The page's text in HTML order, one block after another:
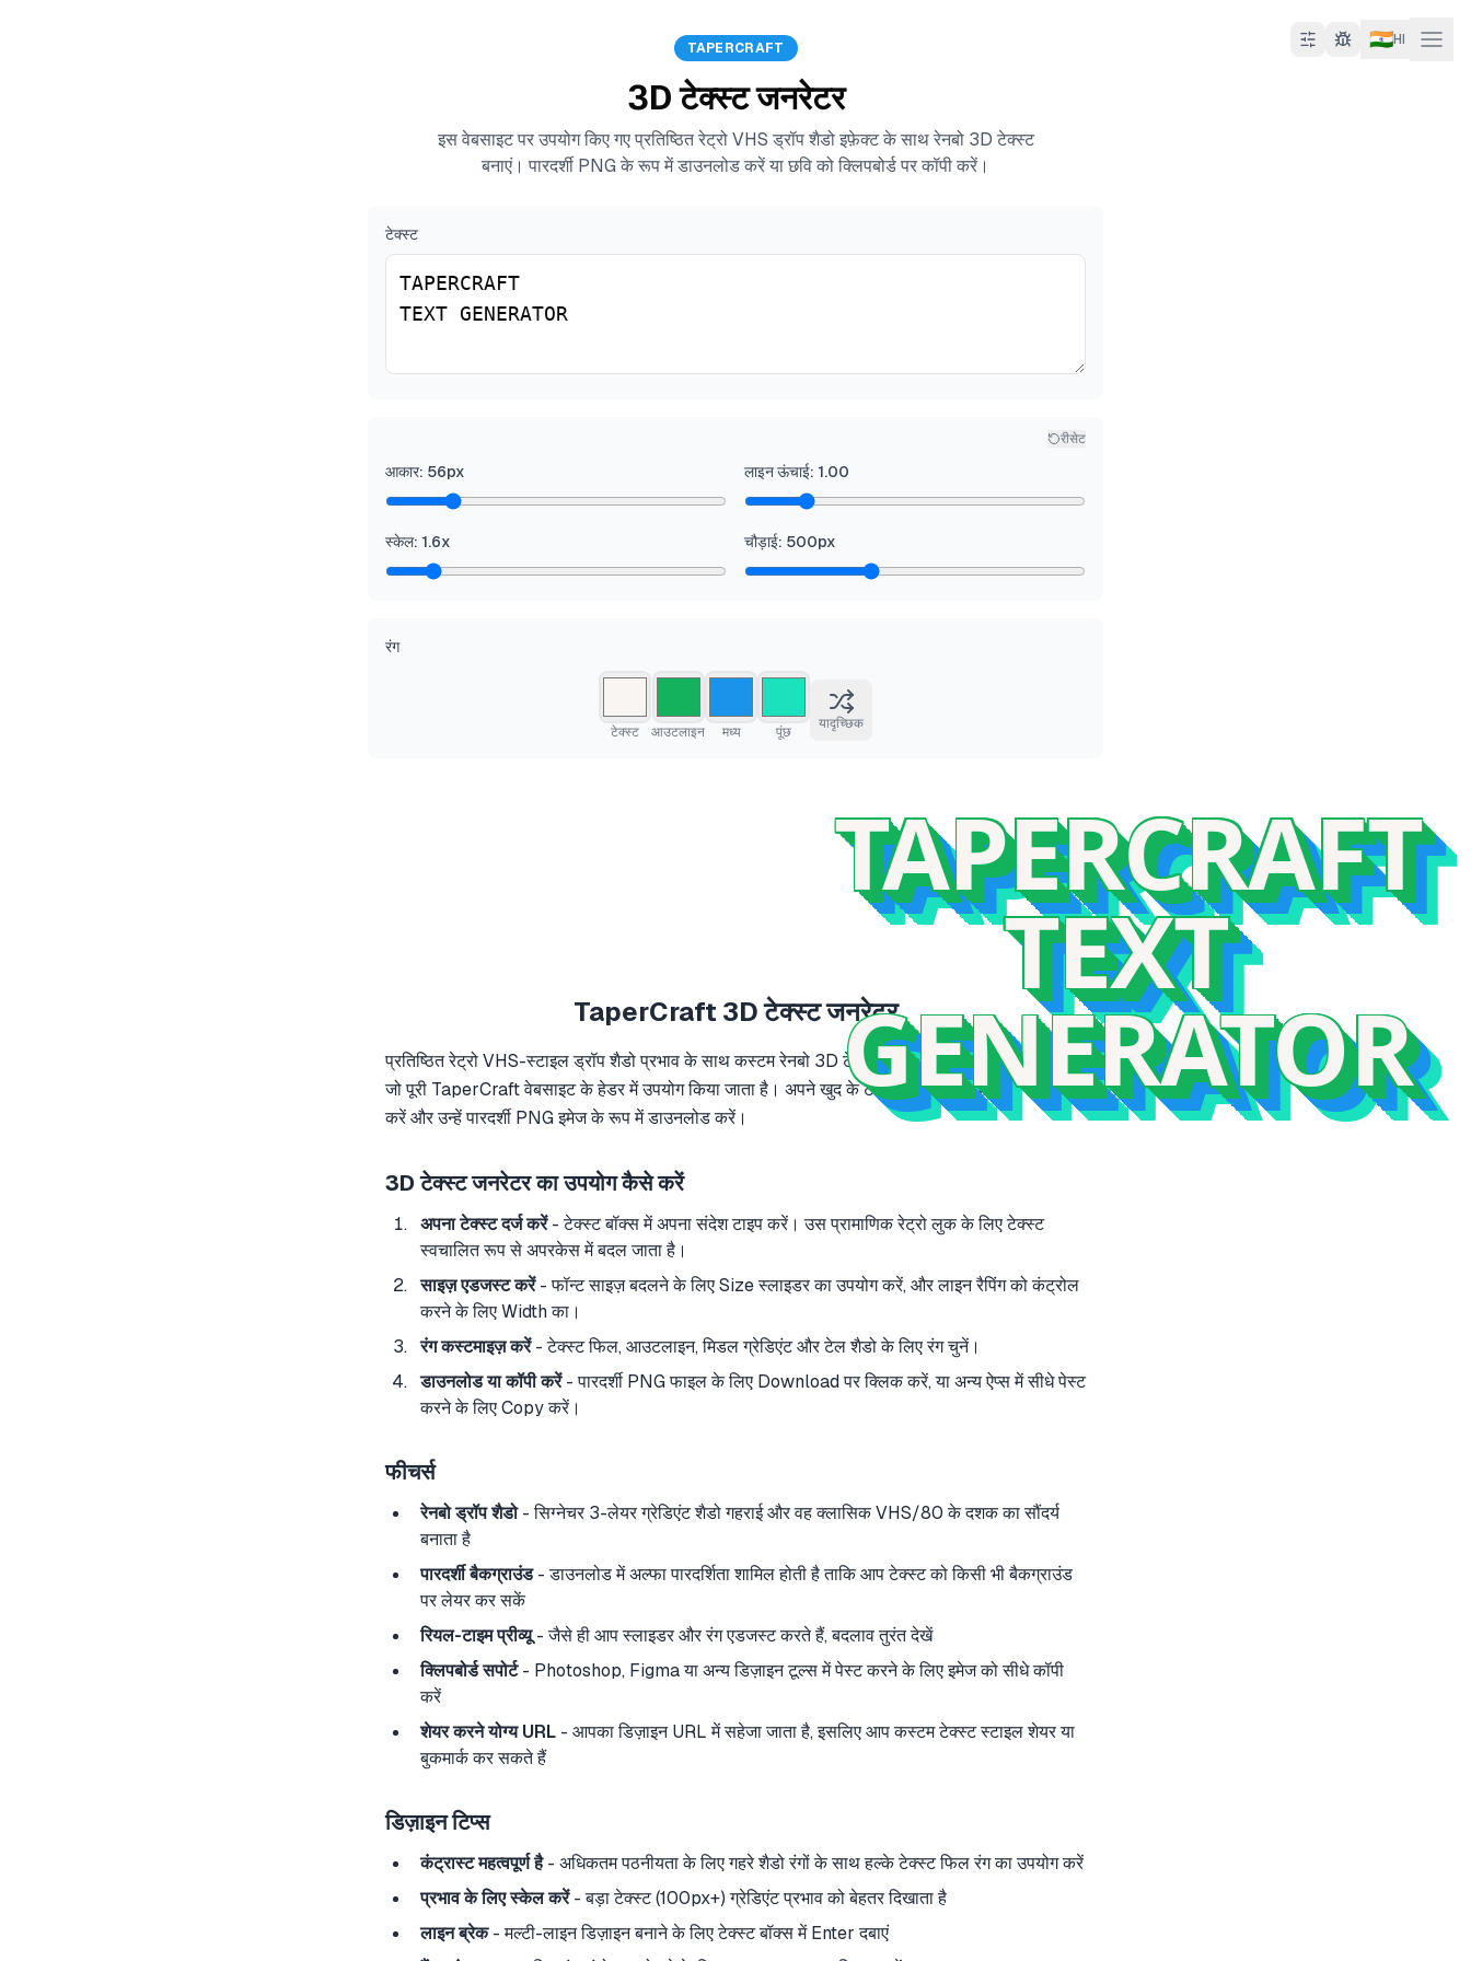
🇮🇳HI
TAPERCRAFT
3D टेक्स्ट जनरेटर
इस वेबसाइट पर उपयोग किए गए प्रतिष्ठित रेट्रो VHS ड्रॉप शैडो इफ़ेक्ट के साथ रेनबो 3D टेक्स्ट
बनाएं। पारदर्शी PNG के रूप में डाउनलोड करें या छवि को क्लिपबोर्ड पर कॉपी करें।
टेक्स्ट
रीसेट
आकार: 56px लाइन ऊंचाई: 1.00
स्केल: 1.6x चौड़ाई: 500px
रंग
टेक्स्ट आउटलाइन मध्य पूंछ यादृच्छिक
TAPERCRAFT
TEXT
GENERATOR
TaperCraft 3D टेक्स्ट जनरेटर
प्रतिष्ठित रेट्रो VHS-स्टाइल ड्रॉप शैडो प्रभाव के साथ कस्टम रेनबो 3D टेक्स्ट बनाएं। यह वही टेक्स्ट प्रभाव है
जो पूरी TaperCraft वेबसाइट के हेडर में उपयोग किया जाता है। अपने खुद के टाइटल, हेडलाइन या लोगो डिज़ाइन
करें और उन्हें पारदर्शी PNG इमेज के रूप में डाउनलोड करें।
3D टेक्स्ट जनरेटर का उपयोग कैसे करें
अपना टेक्स्ट दर्ज करें- टेक्स्ट बॉक्स में अपना संदेश टाइप करें। उस प्रामाणिक रेट्रो लुक के लिए टेक्स्ट
स्वचालित रूप से अपरकेस में बदल जाता है।
साइज़ एडजस्ट करें- फॉन्ट साइज़ बदलने के लिए Size स्लाइडर का उपयोग करें, और लाइन रैपिंग को कंट्रोल
करने के लिए Width का।
रंग कस्टमाइज़ करें- टेक्स्ट फिल, आउटलाइन, मिडल ग्रेडिएंट और टेल शैडो के लिए रंग चुनें।
डाउनलोड या कॉपी करें- पारदर्शी PNG फाइल के लिए Download पर क्लिक करें, या अन्य ऐप्स में सीधे पेस्ट
करने के लिए Copy करें।
फीचर्स
रेनबो ड्रॉप शैडो- सिग्नेचर 3-लेयर ग्रेडिएंट शैडो गहराई और वह क्लासिक VHS/80 के दशक का सौंदर्य
बनाता है
पारदर्शी बैकग्राउंड- डाउनलोड में अल्फा पारदर्शिता शामिल होती है ताकि आप टेक्स्ट को किसी भी बैकग्राउंड
पर लेयर कर सकें
रियल-टाइम प्रीव्यू- जैसे ही आप स्लाइडर और रंग एडजस्ट करते हैं, बदलाव तुरंत देखें
क्लिपबोर्ड सपोर्ट- Photoshop, Figma या अन्य डिज़ाइन टूल्स में पेस्ट करने के लिए इमेज को सीधे कॉपी
करें
शेयर करने योग्य URL - आपका डिज़ाइन URL में सहेजा जाता है, इसलिए आप कस्टम टेक्स्ट स्टाइल शेयर या
बुकमार्क कर सकते हैं
डिज़ाइन टिप्स
कंट्रास्ट महत्वपूर्ण है- अधिकतम पठनीयता के लिए गहरे शैडो रंगों के साथ हल्के टेक्स्ट फिल रंग का उपयोग करें
प्रभाव के लिए स्केल करें- बड़ा टेक्स्ट (100px+) ग्रेडिएंट प्रभाव को बेहतर दिखाता है
लाइन ब्रेक- मल्टी-लाइन डिज़ाइन बनाने के लिए टेक्स्ट बॉक्स में Enter दबाएं